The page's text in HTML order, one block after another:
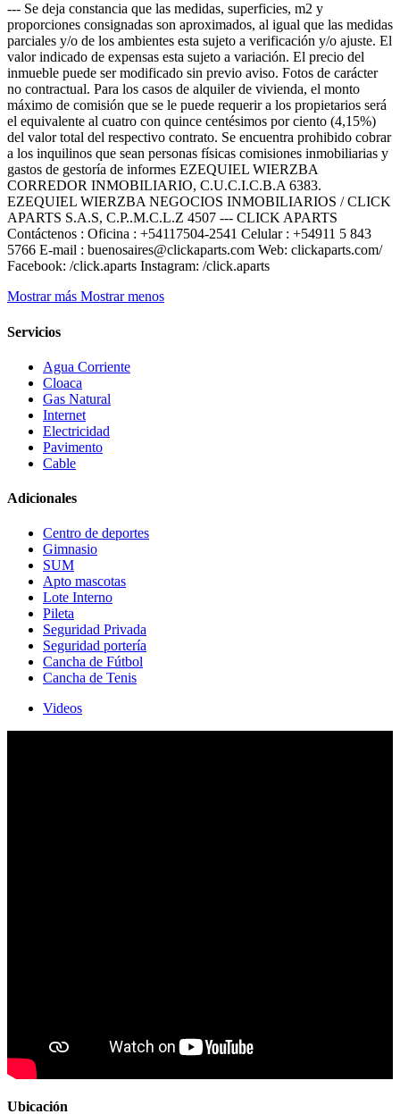
--- Se deja constancia que las medidas, superficies, m2 y
proporciones consignadas son aproximados, al igual que las medidas
parciales y/o de los ambientes esta sujeto a verificación y/o ajuste. El
valor indicado de expensas esta sujeto a variación. El precio del
inmueble puede ser modificado sin previo aviso. Fotos de carácter
no contractual. Para los casos de alquiler de vivienda, el monto
máximo de comisión que se le puede requerir a los propietarios será
el equivalente al cuatro con quince centésimos por ciento (4,15%)
del valor total del respectivo contrato. Se encuentra prohibido cobrar
a los inquilinos que sean personas físicas comisiones inmobiliarias y
gastos de gestoría de informes EZEQUIEL WIERZBA
CORREDOR INMOBILIARIO, C.U.C.I.C.B.A 6383.
EZEQUIEL WIERZBA NEGOCIOS INMOBILIARIOS / CLICK
APARTS S.A.S, C.P..M.C.L.Z 4507 --- CLICK APARTS
Contáctenos : Oficina : +54117504-2541 Celular : +54911 5 843
5766 E-mail : buenosaires@clickaparts.com Web: clickaparts.com/
Facebook: /click.aparts Instagram: /click.aparts
Mostrar más Mostrar menos
Servicios
Agua Corriente
Cloaca
Gas Natural
Internet
Electricidad
Pavimento
Cable
Adicionales
Centro de deportes
Gimnasio
SUM
Apto mascotas
Lote Interno
Pileta
Seguridad Privada
Seguridad portería
Cancha de Fútbol
Cancha de Tenis
Videos
Ubicación